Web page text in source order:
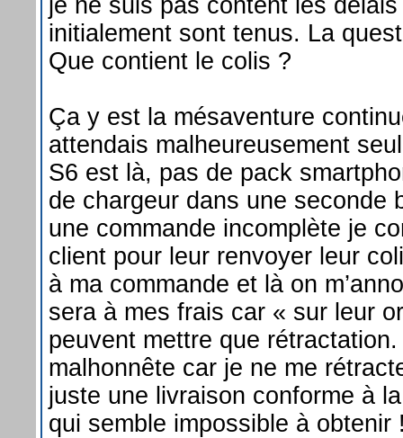
initialement sont tenus. La
Que contient le colis ?
Ça y est la mésaventure
attendais malheureusement
S6 est là, pas de pack
de chargeur dans une seconde
une commande incomplète je
client pour leur renvoyer leur
à ma commande et là on
sera à mes frais car « sur leur
peuvent mettre que
malhonnête car je ne me
juste une livraison conforme à
qui semble impossible à obtenir